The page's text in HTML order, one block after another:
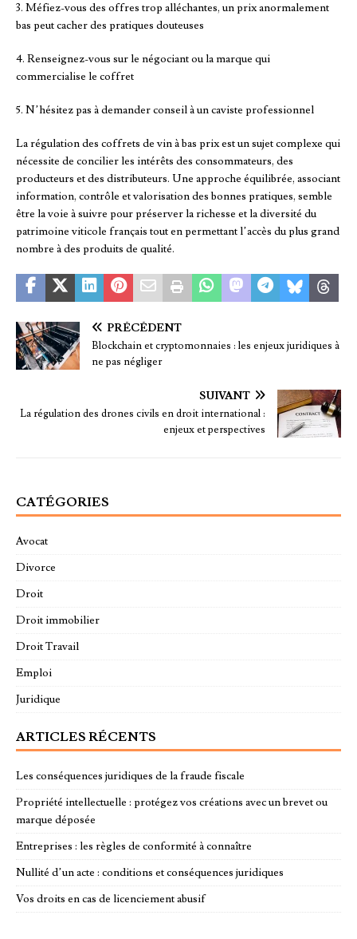
3. Méfiez-vous des offres trop alléchantes, un prix anormalement
bas peut cacher des pratiques douteuses
4. Renseignez-vous sur le négociant ou la marque qui
commercialise le coffret
5. N’hésitez pas à demander conseil à un caviste professionnel
La régulation des coffrets de vin à bas prix est un sujet complexe qui
nécessite de concilier les intérêts des consommateurs, des
producteurs et des distributeurs. Une approche équilibrée, associant
information, contrôle et valorisation des bonnes pratiques, semble
être la voie à suivre pour préserver la richesse et la diversité du
patrimoine viticole français tout en permettant l’accès du plus grand
nombre à des produits de qualité.
PRÉCÉDENT
Blockchain et cryptomonnaies : les enjeux juridiques à
ne pas négliger
SUIVANT
La régulation des drones civils en droit international :
enjeux et perspectives
CATÉGORIES
Avocat
Divorce
Droit
Droit immobilier
Droit Travail
Emploi
Juridique
ARTICLES RÉCENTS
Les conséquences juridiques de la fraude fiscale
Propriété intellectuelle : protégez vos créations avec un brevet ou
marque déposée
Entreprises : les règles de conformité à connaître
Nullité d’un acte : conditions et conséquences juridiques
Vos droits en cas de licenciement abusif